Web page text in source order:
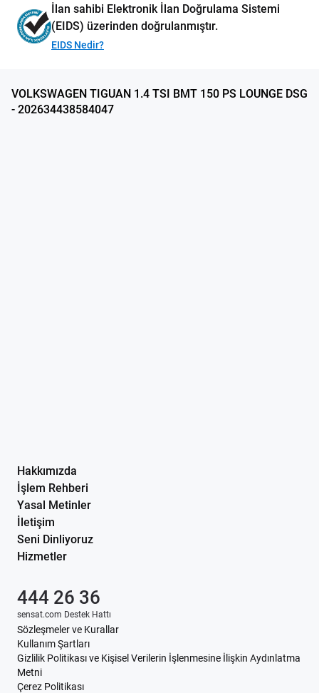
İlan sahibi Elektronik İlan Doğrulama Sistemi
(EIDS) üzerinden doğrulanmıştır.
EIDS Nedir?
VOLKSWAGEN TIGUAN 1.4 TSI BMT 150 PS LOUNGE DSG
- 202634438584047
Hakkımızda
İşlem Rehberi
Yasal Metinler
İletişim
Seni Dinliyoruz
Hizmetler
Sözleşmeler ve Kurallar
Kullanım Şartları
Gizlilik Politikası ve Kişisel Verilerin İşlenmesine İlişkin Aydınlatma
Metni
Çerez Politikası
444 26 36
sensat.com Destek Hattı